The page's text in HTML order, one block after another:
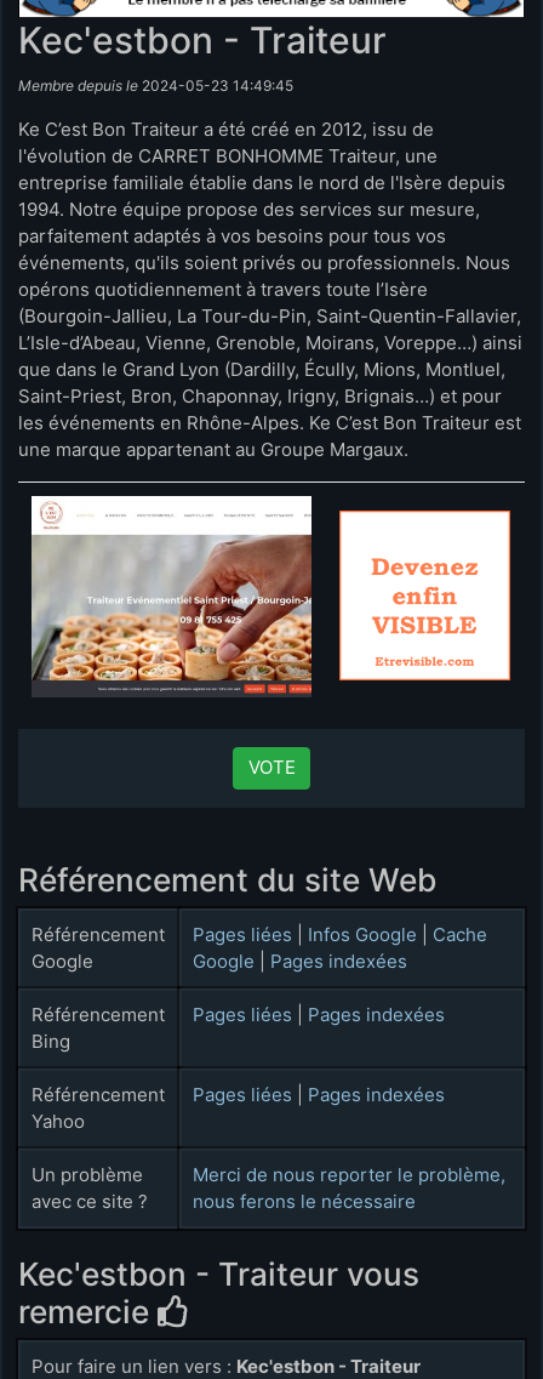
Kec'estbon - Traiteur
Membre depuis le 2024-05-23 14:49:45
Ke C’est Bon Traiteur a été créé en 2012, issu de
l'évolution de CARRET BONHOMME Traiteur, une
entreprise familiale établie dans le nord de l'Isère depuis
1994. Notre équipe propose des services sur mesure,
parfaitement adaptés à vos besoins pour tous vos
événements, qu'ils soient privés ou professionnels. Nous
opérons quotidiennement à travers toute l’Isère
(Bourgoin-Jallieu, La Tour-du-Pin, Saint-Quentin-Fallavier,
L’Isle-d’Abeau, Vienne, Grenoble, Moirans, Voreppe…) ainsi
que dans le Grand Lyon (Dardilly, Écully, Mions, Montluel,
Saint-Priest, Bron, Chaponnay, Irigny, Brignais…) et pour
les événements en Rhône-Alpes. Ke C’est Bon Traiteur est
une marque appartenant au Groupe Margaux.
VOTE
Référencement du site Web
Référencement
Google
Pages liées Infos Google
Cache
Google
Pages indexées
Référencement
Bing
Pages liées Pages indexées
Référencement
Yahoo
Pages liées Pages indexées
Un problème
avec ce site ?
Merci de nous reporter le problème,
nous ferons le nécessaire
Kec'estbon - Traiteur vous
remercie
Pour faire un lien vers : Kec'estbon - Traiteur